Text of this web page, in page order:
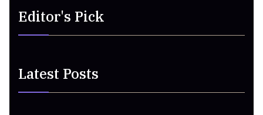
Editor's Pick
Latest Posts